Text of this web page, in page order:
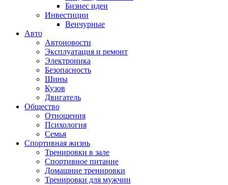
Бизнес идеи
Инвестиции
Венчурные
Авто
Автоновости
Эксплуатация и ремонт
Электроника
Безопасность
Шины
Кузов
Двигатель
Общество
Отношения
Психология
Семья
Спортивная жизнь
Тренировки в зале
Спортивное питание
Домашние тренировки
Тренировки для мужчин